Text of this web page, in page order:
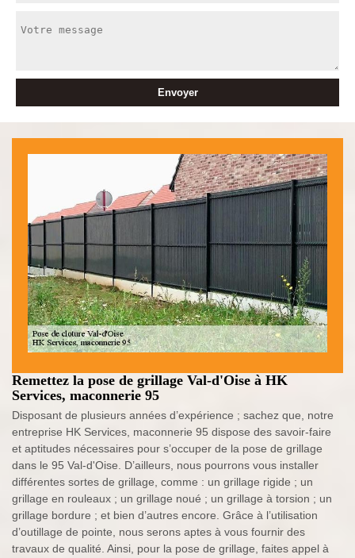
Remettez la pose de grillage Val-d'Oise à HK
Services, maconnerie 95
Disposant de plusieurs années d’expérience ; sachez que, notre
entreprise HK Services, maconnerie 95 dispose des savoir-faire
et aptitudes nécessaires pour s’occuper de la pose de grillage
dans le 95 Val-d'Oise. D’ailleurs, nous pourrons vous installer
différentes sortes de grillage, comme : un grillage rigide ; un
grillage en rouleaux ; un grillage noué ; un grillage à torsion ; un
grillage bordure ; et bien d’autres encore. Grâce à l’utilisation
d’outillage de pointe, nous serons aptes à vous fournir des
travaux de qualité. Ainsi, pour la pose de grillage, faites appel à